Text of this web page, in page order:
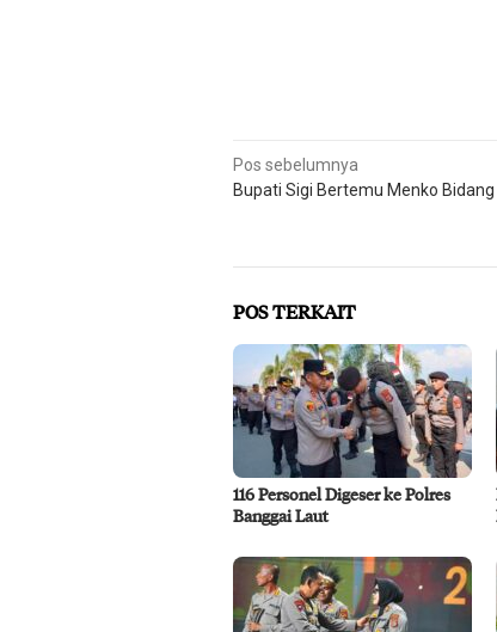
Navigasi
pos
Pos sebelumnya
Bupati Sigi Bertemu Menko
POS TERKAIT
116 Personel Digeser ke Polres
Banggai Laut